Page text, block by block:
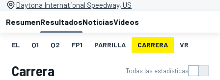
Daytona International Speedway, US
ResumenResultadosNoticiasVideos
EL Q1 Q2 FP1 PARRILLA CARRERA VR
Carrera Todas las estadísticas